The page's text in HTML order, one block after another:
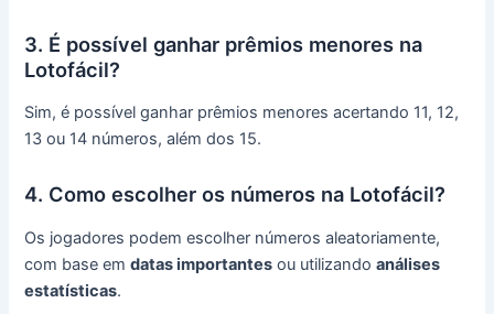
3. É possível ganhar prêmios menores na
Lotofácil?
Sim, é possível ganhar prêmios menores acertando 11, 12,
13 ou 14 números, além dos 15.
4. Como escolher os números na Lotofácil?
Os jogadores podem escolher números aleatoriamente,
com base emdatas importantes ou utilizandoanálises
estatísticas.